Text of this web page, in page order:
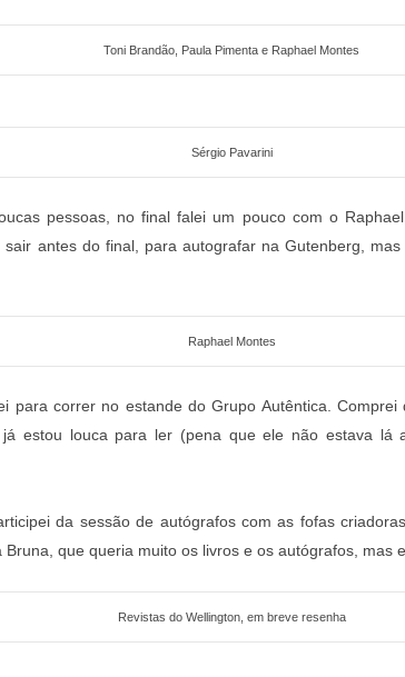
Toni Brandão, Paula Pimenta e Raphael Montes
Sérgio Pavarini
pessoas, no final falei um pouco com o
sair antes do final, para autografar na Gutenberg,
Raphael Montes
para correr no estande do Grupo Autêntica.
estou louca para ler (pena que ele não estava lá
da sessão de autógrafos com as fofas
que queria muito os livros e os autógrafos, mas
Revistas do Wellington, em breve resenha